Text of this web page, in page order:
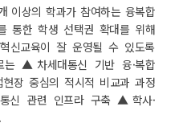
이상의 학과가 참여하는 융복합
통한 학생 선택권 확대를 위해
신교육이 잘 운영될 수 있도록
는 ▲차세대통신 기반 융·복합
장 중심의 적시적 비교과 과정
관련 인프라 구축 ▲학사·